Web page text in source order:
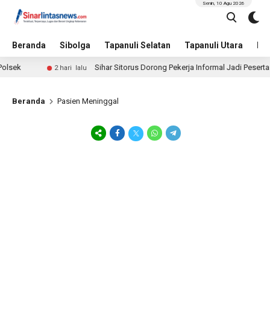
Beranda Sibolga Tapanuli Selatan Tapanuli Utara
Senin, 10 Agu 2026
2 hari lalu Sihar Sitorus Dorong Pekerja Informal Jadi Peserta
Beranda Pasien Meninggal